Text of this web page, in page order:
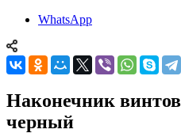
WhatsApp
Наконечник
черный